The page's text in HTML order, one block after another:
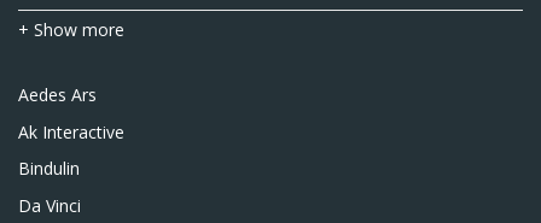
+ Show more
Aedes Ars
Ak Interactive
Bindulin
Da Vinci